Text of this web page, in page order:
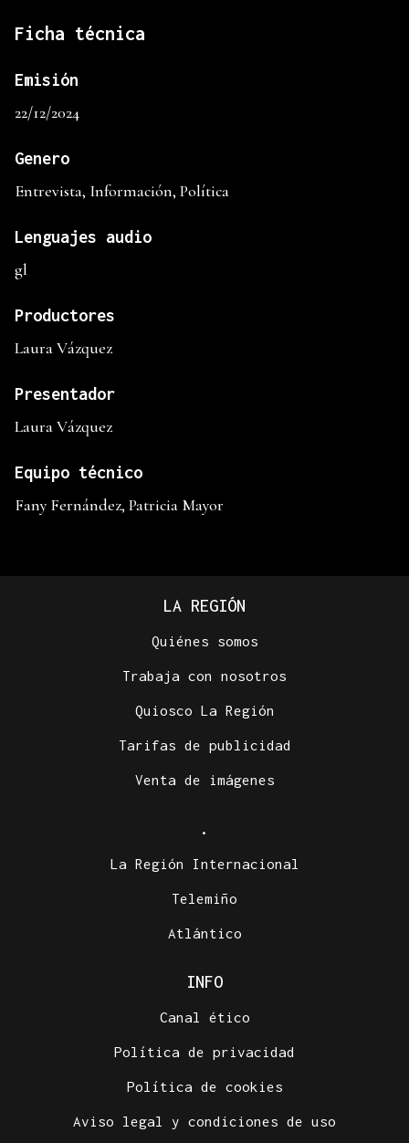
Ficha técnica
Emisión
22/12/2024
Genero
Entrevista, Información, Política
Lenguajes audio
gl
Productores
Laura Vázquez
Presentador
Laura Vázquez
Equipo técnico
Fany Fernández, Patricia Mayor
LA REGIÓN
Quiénes somos
Trabaja con nosotros
Quiosco La Región
Tarifas de publicidad
Venta de imágenes
.
La Región Internacional
Telemiño
Atlántico
INFO
Canal ético
Política de privacidad
Política de cookies
Aviso legal y condiciones de uso